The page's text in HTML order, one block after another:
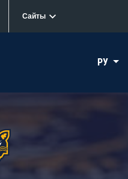
Сайты
РУ